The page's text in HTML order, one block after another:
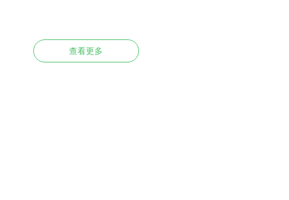
查看更多